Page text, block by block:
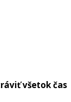
všetok čas